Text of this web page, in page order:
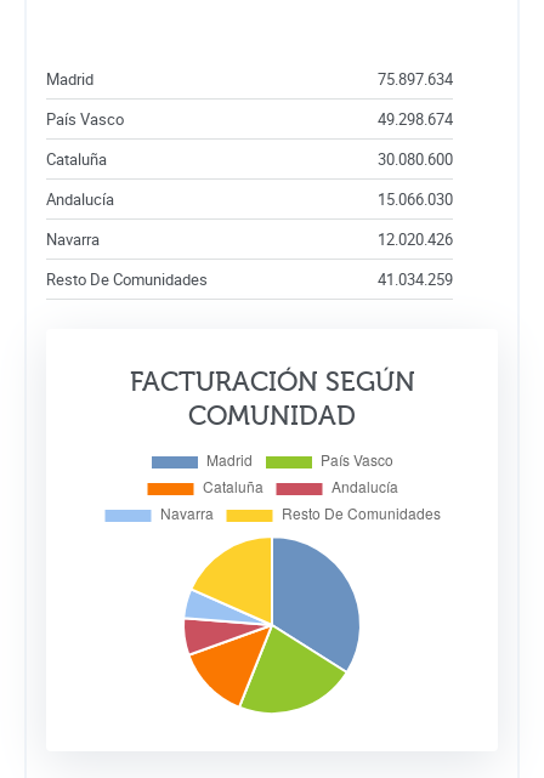
Madrid
75.897.634
País Vasco
49.298.674
Cataluña
30.080.600
Andalucía
15.066.030
Navarra
12.020.426
Resto De Comunidades
41.034.259
FACTURACIÓN SEGÚN
COMUNIDAD